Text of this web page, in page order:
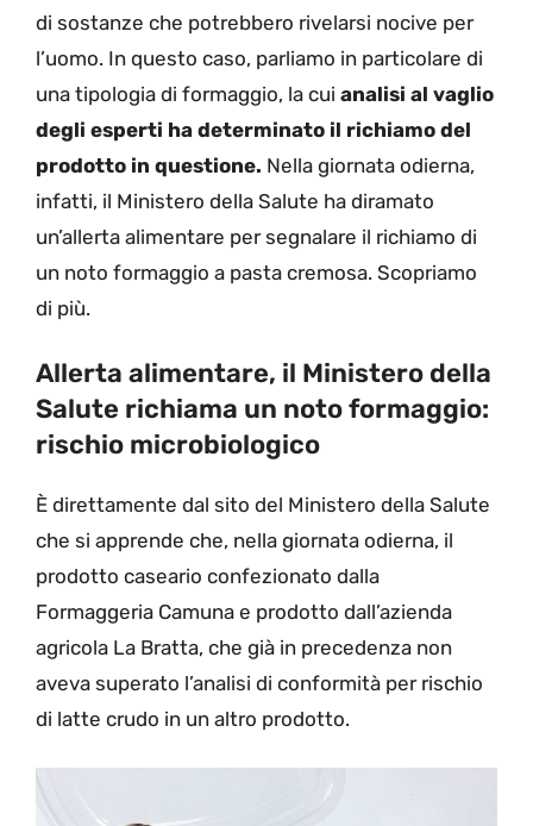
di sostanze che potrebbero rivelarsi nocive per
l’uomo. In questo caso, parliamo in particolare di
una tipologia di formaggio, la cui analisi al vaglio
degli esperti ha determinato il richiamo del
prodotto in questione. Nella giornata odierna,
infatti, il Ministero della Salute ha diramato
un’allerta alimentare per segnalare il richiamo di
un noto formaggio a pasta cremosa. Scopriamo
di più.
Allerta alimentare, il Ministero della
Salute richiama un noto formaggio:
rischio microbiologico
È direttamente dal sito del Ministero della Salute
che si apprende che, nella giornata odierna, il
prodotto caseario confezionato dalla
Formaggeria Camuna e prodotto dall’azienda
agricola La Bratta, che già in precedenza non
aveva superato l’analisi di conformità per rischio
di latte crudo in un altro prodotto.